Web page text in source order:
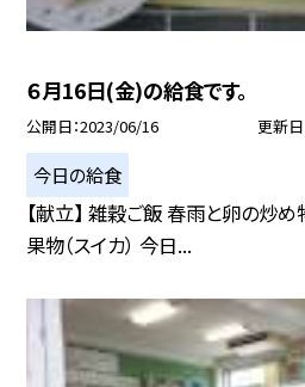
６月16日(金)の給食です。
公開日 2023/06/16 更新日
今日の給食
【献立】 雑穀ご飯 春雨と卵の炒
果物（スイカ） 今日...